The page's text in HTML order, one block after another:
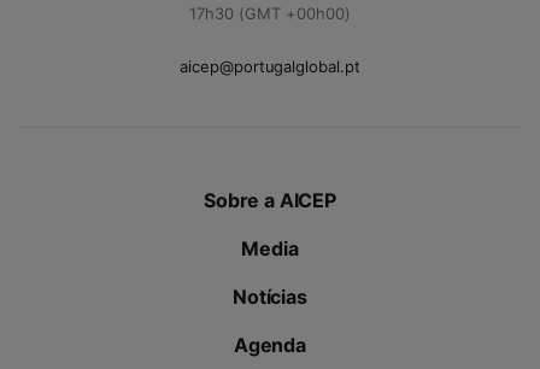
17h30 (GMT +00h00)
aicep@portugalglobal.pt
Sobre a AICEP
Media
Notícias
Agenda